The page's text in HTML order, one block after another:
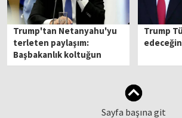
Trump'tan Netanyahu'yu
terleten paylaşım:
Başbakanlık koltuğun
benim elimde
Trump
Sayfa başına git